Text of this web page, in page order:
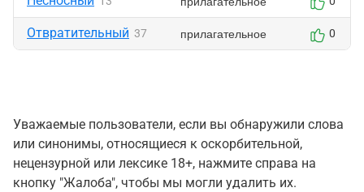
Отвратительный 37 прилагательное 0
Уважаемые пользователи, если вы обнаружили слова
или синонимы, относящиеся к оскорбительной,
нецензурной или лексике 18+, нажмите справа на
кнопку "Жалоба", чтобы мы могли удалить их.